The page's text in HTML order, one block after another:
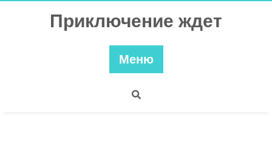
Приключение ждет
Меню